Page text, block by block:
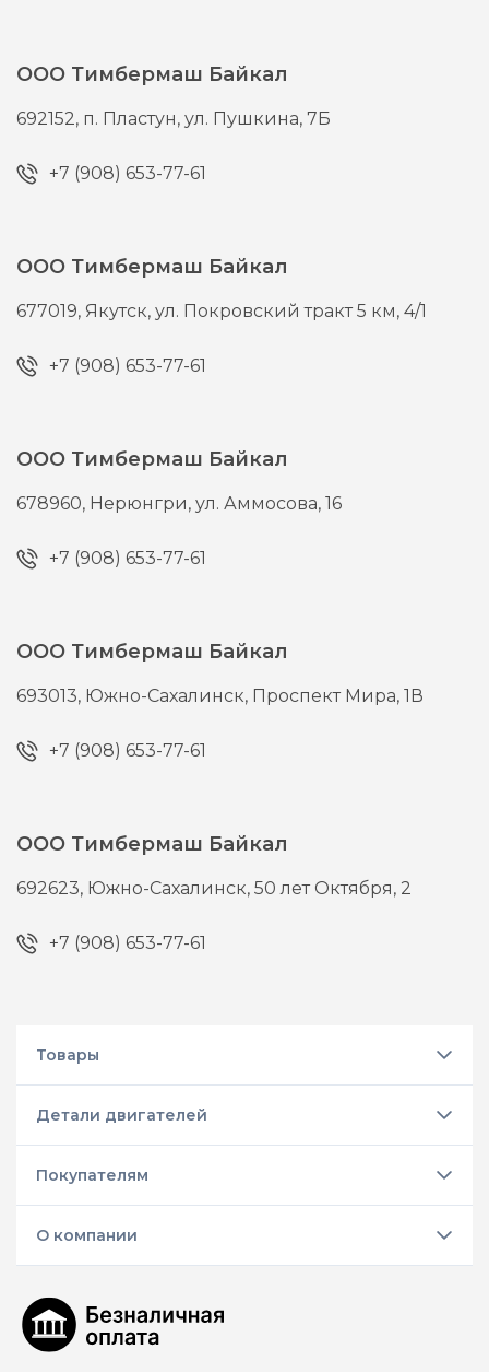
ООО Тимбермаш Байкал
692152, п. Пластун,ул. Пушкина, 7Б
+7 (908) 653-77-61
ООО Тимбермаш Байкал
677019, Якутск,ул. Покровский тракт 5 км, 4/1
+7 (908) 653-77-61
ООО Тимбермаш Байкал
678960, Нерюнгри,ул. Аммосова, 16
+7 (908) 653-77-61
ООО Тимбермаш Байкал
693013, Южно-Сахалинск, Проспект Мира, 1В
+7 (908) 653-77-61
ООО Тимбермаш Байкал
692623, Южно-Сахалинск,50 лет Октября, 2
+7 (908) 653-77-61
Товары
Детали двигателей
Покупателям
О компании